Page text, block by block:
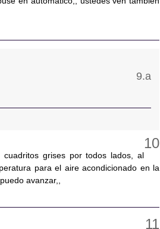
grises por todos lados, al
para el aire acondicionado en la
avanzar,,